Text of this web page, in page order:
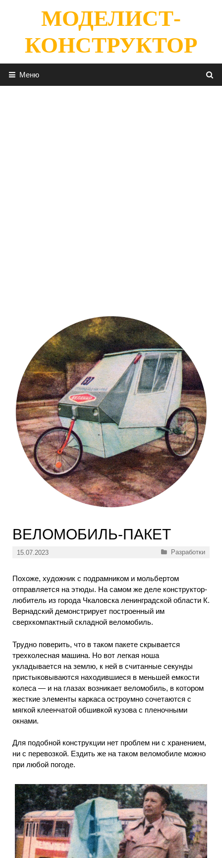
содержимомуМОДЕЛИСТ-
КОНСТРУКТОР
Меню
ВЕЛОМОБИЛЬ-ПАКЕТ
15.07.2023 Рубрики
Разработки
Похоже, художник с подрамником и мольбертом
отправляется на этюды. На самом же деле конструктор-
любитель из города Чкаловска ленинградской области К.
Вернадский демонстрирует построенный им
сверхкомпактный складной веломобиль.
Трудно поверить, что в таком пакете скрывается
трехколесная машина. Но вот легкая ноша
укладывается на землю, к ней в считанные секунды
пристыковываются находившиеся в меньшей емкости
колеса — и на глазах возникает веломобиль, в котором
жесткие элементы каркаса остроумно сочетаются с
мягкой клеенчатой обшивкой кузова с пленочными
окнами.
Для подобной конструкции нет проблем ни с хранением,
ни с перевозкой. Ездить же на таком веломобиле можно
при любой погоде.